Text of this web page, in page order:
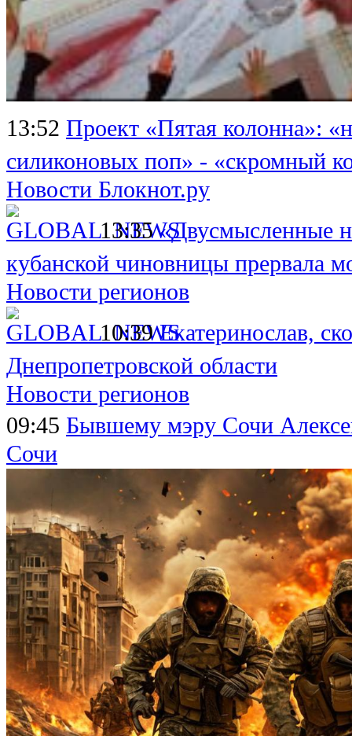
13:52 Проект «Пятая колонна»:
силиконовых поп» - «скромный
Новости Блокнот.ру
13:35 «Двусмысленные
кубанской чиновницы прервала
Новости регионов
10:39 Екатеринослав,
Днепропетровской области
Новости регионов
09:45 Бывшему мэру Сочи
Сочи